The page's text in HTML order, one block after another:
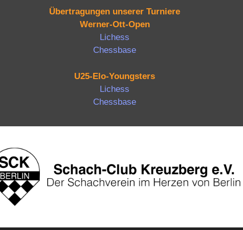
Übertragungen unserer Turniere
Werner-Ott-Open
Lichess
Chessbase
U25-Elo-Youngsters
Lichess
Chessbase